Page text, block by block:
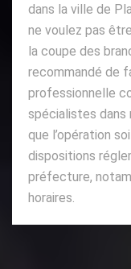
dans la ville de
ne voulez pas
la coupe des
recommandé de
professionnelle
spécialistes dans
que l’opération
dispositions
préfecture,
horaires.